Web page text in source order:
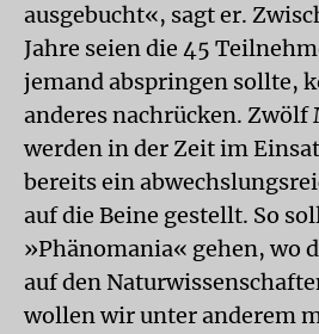
ausgebucht«, sagt er.
Jahre seien die 45
jemand abspringen sollte,
anderes nachrücken.
werden in der Zeit im
bereits ein
auf die Beine gestellt. So
»Phänomania« gehen, wo
auf den
wollen wir unter anderem